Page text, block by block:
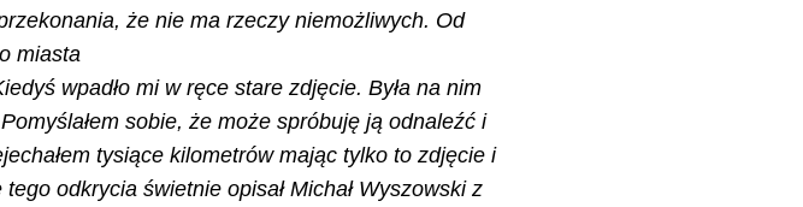
że nie ma rzeczy niemożliwych. Od
miasta
wpadło mi w ręce stare zdjęcie. Była na nim
sobie, że może spróbuję ją odnaleźć i
tysiące kilometrów mając tylko to zdjęcie i
odkrycia świetnie opisał Michał Wyszowski z